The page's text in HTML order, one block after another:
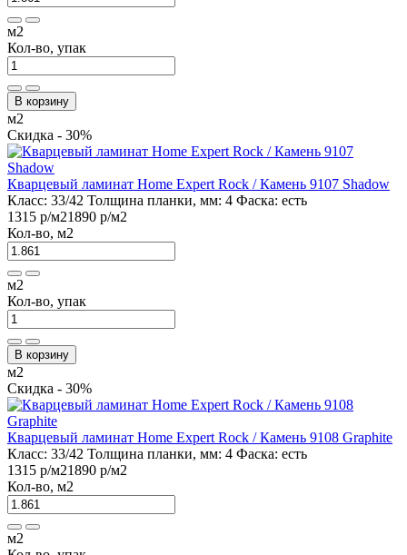
м2
Кол-во, упак
В корзину
м2
Скидка - 30%
Кварцевый ламинат Home Expert Rock / Камень 9107 Shadow
Класс: 33/42 Толщина планки, мм: 4 Фаска: есть
1315 р/м21890 р/м2
Кол-во, м2
м2
Кол-во, упак
В корзину
м2
Скидка - 30%
Кварцевый ламинат Home Expert Rock / Камень 9108 Graphite
Класс: 33/42 Толщина планки, мм: 4 Фаска: есть
1315 р/м21890 р/м2
Кол-во, м2
м2